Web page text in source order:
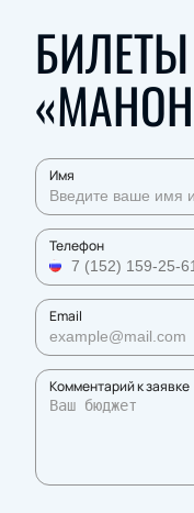
Имя
Телефон
Email
Комментарий к заявке